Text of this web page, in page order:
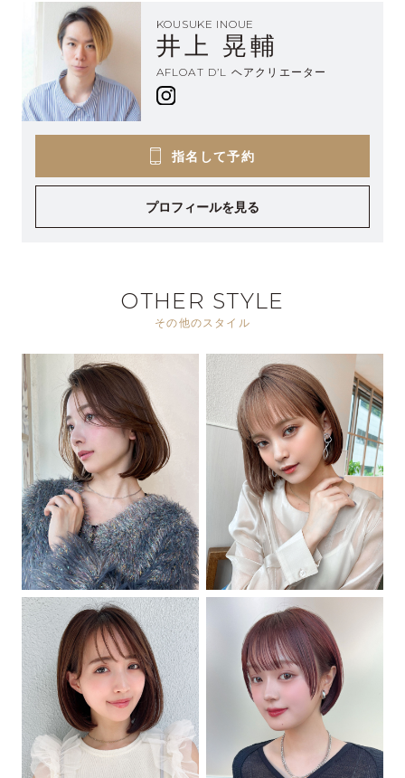
KOUSUKE INOUE
井上 晃輔
AFLOAT D’L ヘアクリエーター
指名して予約
プロフィールを見る
OTHER STYLE
その他のスタイル